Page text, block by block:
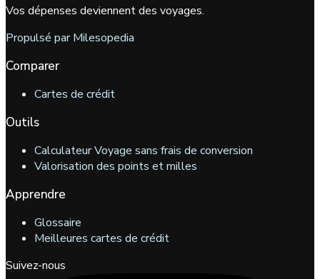
Vos dépenses deviennent des voyages.
Propulsé par Milesopedia
Comparer
Cartes de crédit
Outils
Calculateur Voyage sans frais de conversion
Valorisation des points et milles
Apprendre
Glossaire
Meilleures cartes de crédit
Suivez-nous